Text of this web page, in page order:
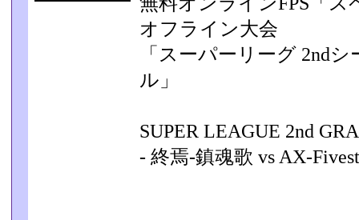
オフライン大会
「スーパーリーグ 2nd
ル」
SUPER LEAGUE 2nd
- 終焉-鎮魂歌 vs AX-